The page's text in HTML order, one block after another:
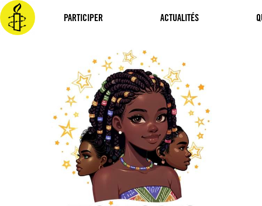
PARTICIPER ACTUALITÉS
Aller
au
contenu